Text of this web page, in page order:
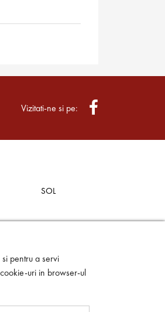
Vizitati-ne si pe:
SOL
pentru a servi
uri in browser-ul